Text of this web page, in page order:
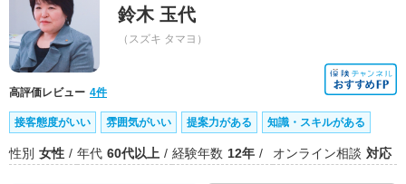
鈴木 玉代
（スズキ タマヨ）
高評価レビュー 4件
接客態度がいい 雰囲気がいい 提案力がある 知識・スキルがある
性別 女性 年代 60代以上 経験年数 12年 オンライン相談 対応